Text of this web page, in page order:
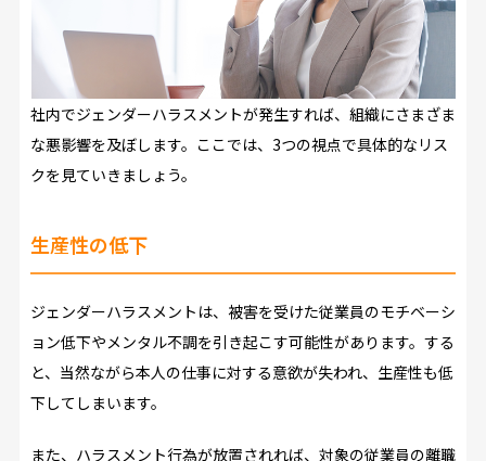
社内でジェンダーハラスメントが発生すれば、組織にさまざま
な悪影響を及ぼします。ここでは、3つの視点で具体的なリス
クを見ていきましょう。
生産性の低下
ジェンダーハラスメントは、被害を受けた従業員のモチベーシ
ョン低下やメンタル不調を引き起こす可能性があります。する
と、当然ながら本人の仕事に対する意欲が失われ、生産性も低
下してしまいます。
また、ハラスメント行為が放置されれば、対象の従業員の離職